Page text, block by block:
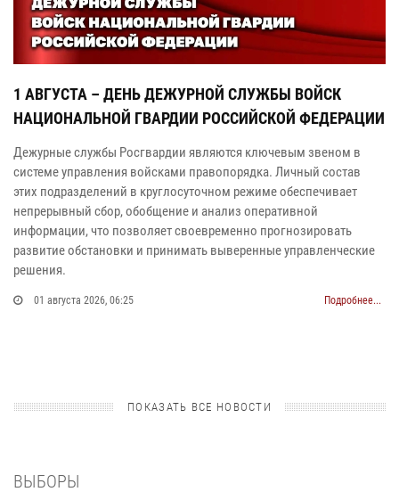
1 АВГУСТА – ДЕНЬ ДЕЖУРНОЙ СЛУЖБЫ ВОЙСК
НАЦИОНАЛЬНОЙ ГВАРДИИ РОССИЙСКОЙ ФЕДЕРАЦИИ
Дежурные службы Росгвардии являются ключевым звеном в
системе управления войсками правопорядка. Личный состав
этих подразделений в круглосуточном режиме обеспечивает
непрерывный сбор, обобщение и анализ оперативной
информации, что позволяет своевременно прогнозировать
развитие обстановки и принимать выверенные управленческие
решения.
01 августа 2026, 06:25 Подробнее...
ПОКАЗАТЬ ВСЕ НОВОСТИ
ВЫБОРЫ